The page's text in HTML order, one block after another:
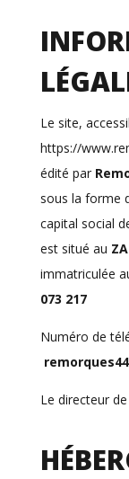
Le site,
https://
édité par
sous la forme
capital social
est situé au
immatriculée
073 217
Numéro de
Le directeur